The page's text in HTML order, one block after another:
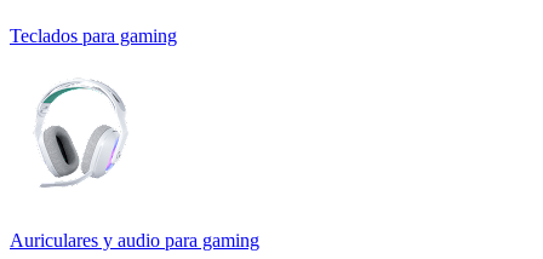
Teclados para gaming
Auriculares y audio para gaming